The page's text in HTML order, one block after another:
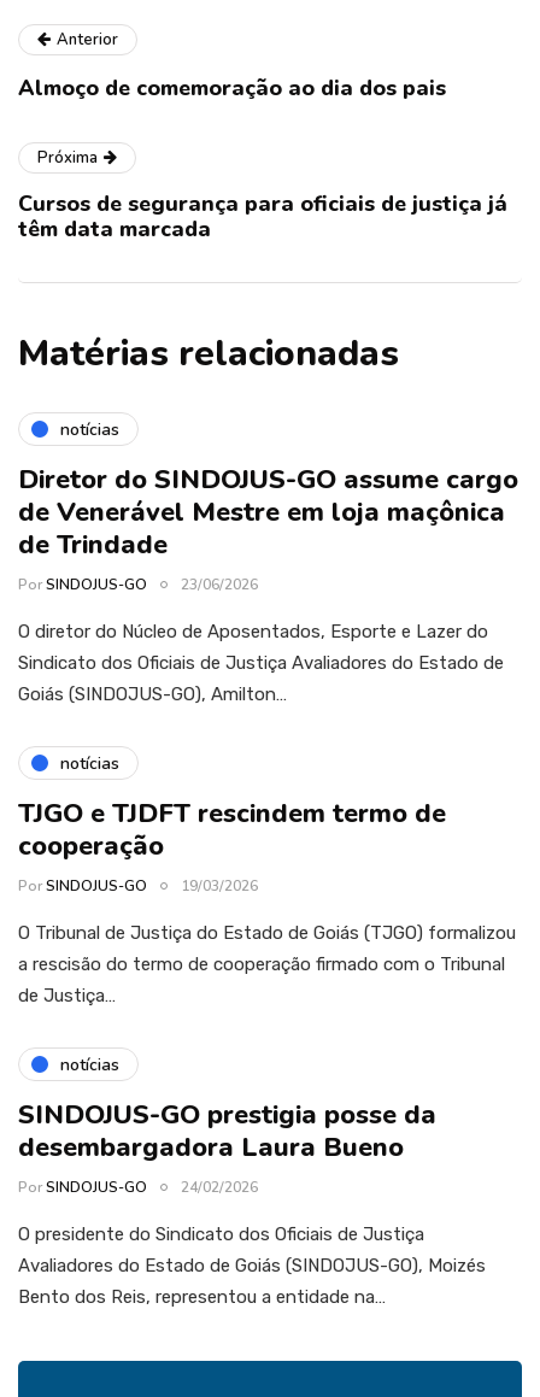
Anterior
Almoço de comemoração ao dia dos pais
Próxima
Cursos de segurança para oficiais de justiça já
têm data marcada
Matérias relacionadas
notícias
Diretor do SINDOJUS-GO assume cargo
de Venerável Mestre em loja maçônica
de Trindade
PorSINDOJUS-GO 23/06/2026
O diretor do Núcleo de Aposentados, Esporte e Lazer do
Sindicato dos Oficiais de Justiça Avaliadores do Estado de
Goiás (SINDOJUS-GO), Amilton…
notícias
TJGO e TJDFT rescindem termo de
cooperação
PorSINDOJUS-GO 19/03/2026
O Tribunal de Justiça do Estado de Goiás (TJGO) formalizou
a rescisão do termo de cooperação firmado com o Tribunal
de Justiça…
notícias
SINDOJUS-GO prestigia posse da
desembargadora Laura Bueno
PorSINDOJUS-GO 24/02/2026
O presidente do Sindicato dos Oficiais de Justiça
Avaliadores do Estado de Goiás (SINDOJUS-GO), Moizés
Bento dos Reis, representou a entidade na…